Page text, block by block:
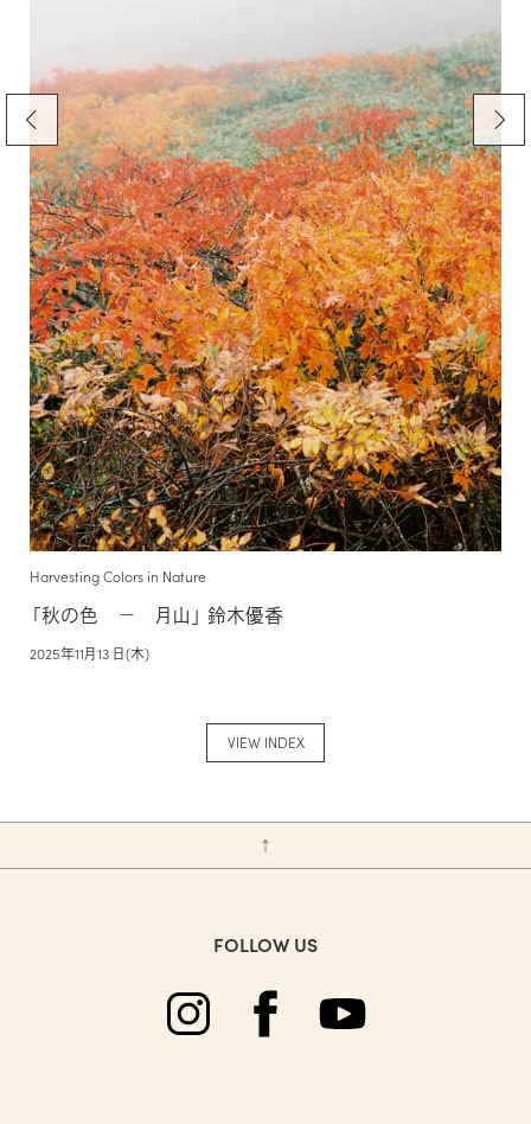
Harvesting Colors in Nature
「秋の色 − 月山」 鈴木優香
2025年11月13 日(木)
VIEW INDEX
↑
FOLLOW US